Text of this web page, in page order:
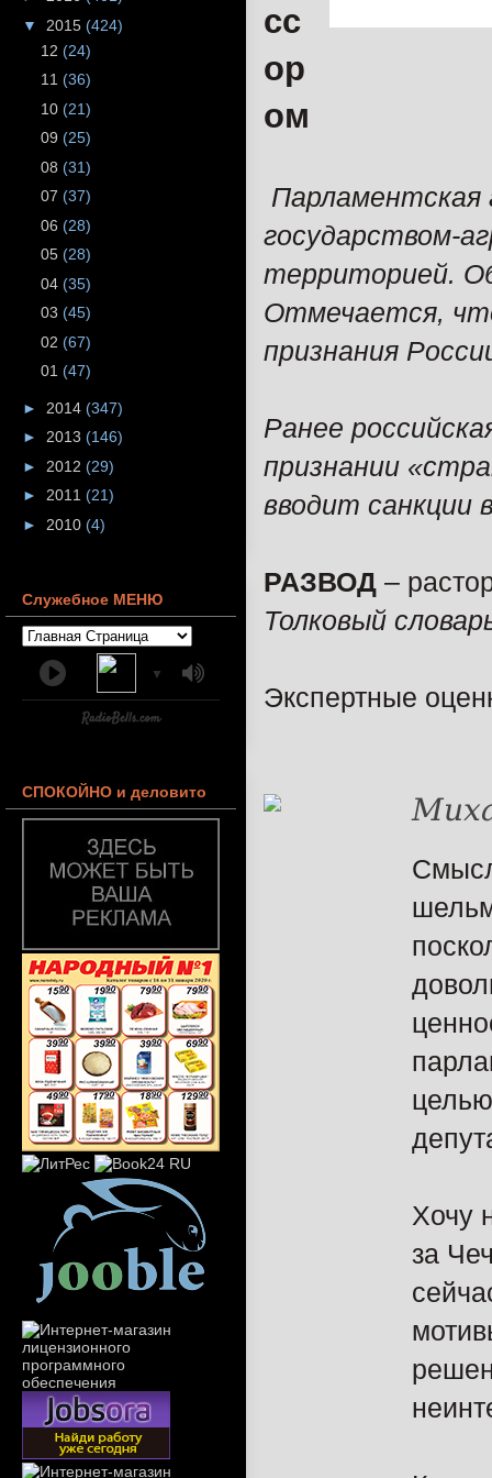
сс
ор
ом
Парламентская
государством-
территорией.
Отмечается,
признания
Ранее
признании
вводит санкции
РАЗВОД –
Толковый
Экспертные
Хочу
за
▼ 2015 (424)
12 (24)
11 (36)
10 (21)
09 (25)
08 (31)
07 (37)
06 (28)
05 (28)
04 (35)
03 (45)
02 (67)
01 (47)
► 2014 (347)
► 2013 (146)
► 2012 (29)
► 2011 (21)
► 2010 (4)
Служебное МЕНЮ
▼
СПОКОЙНО и деловито